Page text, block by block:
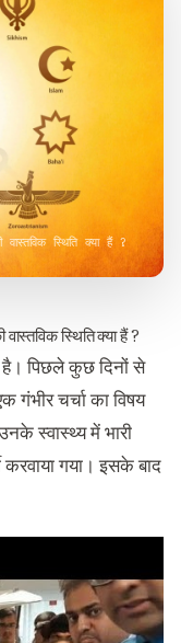
स्थिति क्या हैं ?
स्थिति क्या हैं ?
पिछले कुछ दिनों से
गंभीर चर्चा का विषय
स्वास्थ्य में भारी
करवाया गया। इसके बाद